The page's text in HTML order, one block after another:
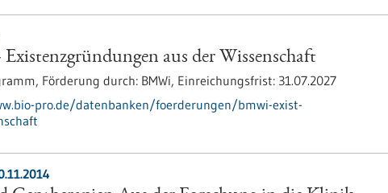
aus der Wissenschaft
Förderung durch:BMWi, Einreichungsfrist: 31.07.2027
pro.de/datenbanken/foerderungen/bmwi-exist-